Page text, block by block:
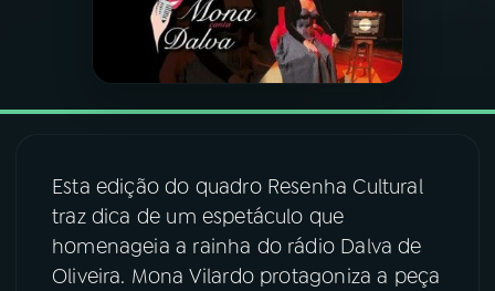
PROGRAMAS
07 ÚLTIMAS
Esta edição do quadro Resenha Cultural
traz dica de um espetáculo que
homenageia a rainha do rádio Dalva de
Oliveira. Mona Vilardo protagoniza a peça